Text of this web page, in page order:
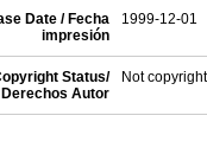
Date / Fecha
impresión
1999-12-01
Status/
Derechos Autor
Not